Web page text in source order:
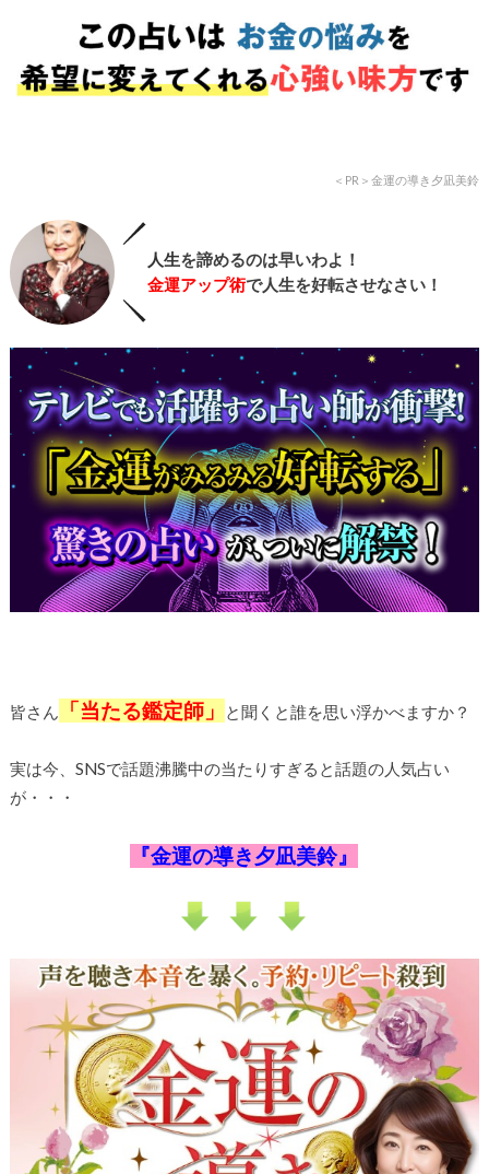
＜PR＞金運の導き夕凪美鈴
人生を諦めるのは早いわよ！
金運アップ術で人生を好転させなさい！
皆さん 「当たる鑑定師」 と聞くと誰を思い浮かべますか？
実は今、SNSで話題沸騰中の当たりすぎると話題の人気占い
が・・・
『金運の導き夕凪美鈴』